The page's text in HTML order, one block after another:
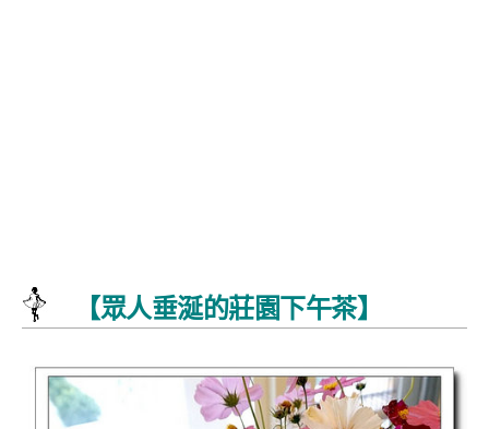
【眾人垂涎的莊園下午茶】